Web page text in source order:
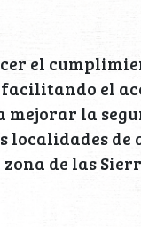
el
el
mejorar la
localidades de
de las